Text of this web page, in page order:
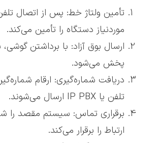
موردنیاز دستگاه را تأمین می‌کند.
ارسال بوق آزاد: با برداشتن گوشی،
پخش می‌شود.
دریافت شماره‌گیری: ارقام
تلفن یا IP PBX ارسال می‌شوند.
برقراری تماس: سیستم مقصد را
ارتباط را برقرار می‌کند.